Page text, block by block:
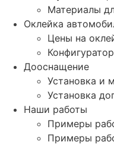
Материалы
Оклейка
Цены на
Дооснащение
Установка и
Установка
Наши работы
Примеры
Примеры